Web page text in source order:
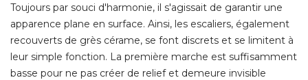
Toujours par souci d'harmonie, il s'agissait de garantir une
apparence plane en surface. Ainsi, les escaliers, également
recouverts de grès cérame, se font discrets et se limitent à
leur simple fonction. La première marche est suffisamment
basse pour ne pas créer de relief et demeure invisible